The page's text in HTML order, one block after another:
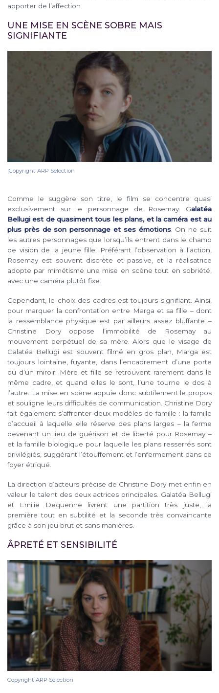
apporter de l’affection.
UNE MISE EN SCÈNE SOBRE MAIS
SIGNIFIANTE
|Copyright ARP Sélection
Comme le suggère son titre, le film se concentre quasi
exclusivement sur le personnage de Rosemay. Galatéa
Bellugi est de quasiment tous les plans, et la caméra est au
plus près de son personnage et ses émotions. On ne suit
les autres personnages que lorsqu’ils entrent dans le champ
de vision de la jeune fille. Préférant l’observation à l’action,
Rosemay est souvent discrète et passive, et la réalisatrice
adopte par mimétisme une mise en scène tout en sobriété,
avec une caméra plutôt fixe.
Cependant, le choix des cadres est toujours signifiant. Ainsi,
pour marquer la confrontation entre Marga et sa fille – dont
la ressemblance physique est par ailleurs assez bluffante –
Christine Dory oppose l’immobilité de Rosemay au
mouvement perpétuel de sa mère. Alors que le visage de
Galatéa Bellugi est souvent filmé en gros plan, Marga est
toujours lointaine, fuyante, dans l’encadrement d’une porte
ou d’un miroir. Mère et fille se retrouvent rarement dans le
même cadre, et quand elles le sont, l’une tourne le dos à
l’autre. La mise en scène appuie donc subtilement le propos
et souligne leurs difficultés de communication. Christine Dory
fait également s’affronter deux modèles de famille : la famille
d’accueil à laquelle elle réserve des plans larges – la ferme
devenant un lieu de guérison et de liberté pour Rosemay –
et la famille biologique pour laquelle les plans resserrés sont
privilégiés, suggérant l’étouffement et l’enfermement dans ce
foyer étriqué.
La direction d’acteurs précise de Christine Dory met enfin en
valeur le talent des deux actrices principales. Galatéa Bellugi
et Emilie Dequenne livrent une partition très juste, la
première tout en subtilité et la seconde très convaincante
grâce à son jeu brut et sans manières.
ÂPRETÉ ET SENSIBILITÉ
Copyright ARP Sélection